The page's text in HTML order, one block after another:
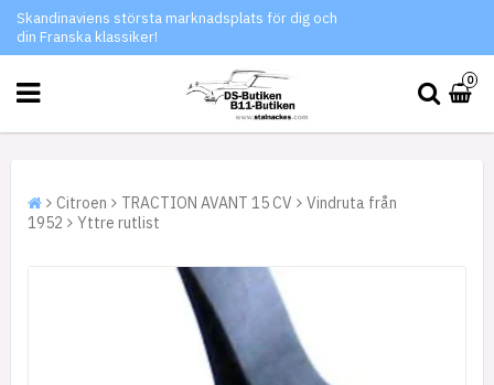
Skandinaviens största marknadsplats för dig och
din Franska klassiker!
0
Citroen TRACTION AVANT 15 CV
Vindruta från
1952
Yttre rutlist